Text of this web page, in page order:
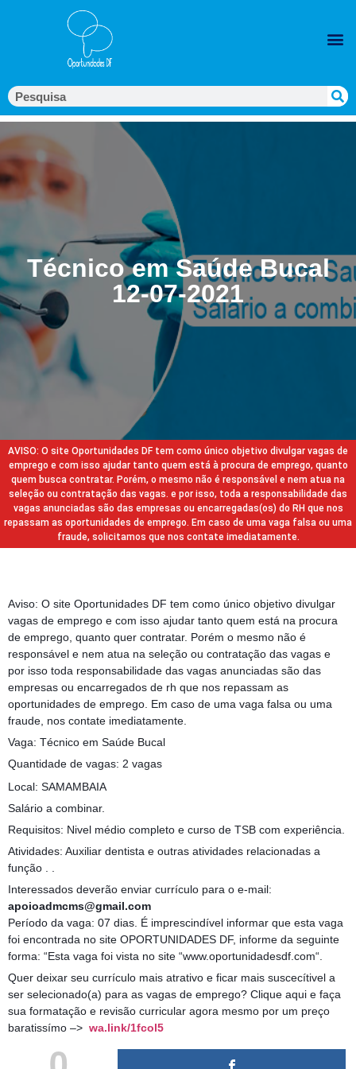
Técnico em Saúde Bucal
12-07-2021
AVISO: O site Oportunidades DF tem como único objetivo divulgar vagas de
emprego e com isso ajudar tanto quem está à procura de emprego, quanto
quem busca contratar. Porém, o mesmo não é responsável e nem atua na
seleção ou contratação das vagas. e por isso, toda a responsabilidade das
vagas anunciadas são das empresas ou encarregadas(os) do RH que nos
repassam as oportunidades de emprego. Em caso de uma vaga falsa ou uma
fraude, solicitamos que nos contate imediatamente.
Aviso: O site Oportunidades DF tem como único objetivo divulgar
vagas de emprego e com isso ajudar tanto quem está na procura
de emprego, quanto quer contratar. Porém o mesmo não é
responsável e nem atua na seleção ou contratação das vagas e
por isso toda responsabilidade das vagas anunciadas são das
empresas ou encarregados de rh que nos repassam as
oportunidades de emprego. Em caso de uma vaga falsa ou uma
fraude, nos contate imediatamente.
Vaga: Técnico em Saúde Bucal
Quantidade de vagas: 2 vagas
Local: SAMAMBAIA
Salário a combinar.
Requisitos: Nivel médio completo e curso de TSB com experiência.
Atividades: Auxiliar dentista e outras atividades relacionadas a
função . .
Interessados deverão enviar currículo para o e-mail:
apoioadmcms@gmail.com
Período da vaga: 07 dias. É imprescindível informar que esta vaga
foi encontrada no site OPORTUNIDADES DF, informe da seguinte
forma: “Esta vaga foi vista no site “www.oportunidadesdf.com“.
Quer deixar seu currículo mais atrativo e ficar mais suscecítivel a
ser selecionado(a) para as vagas de emprego? Clique aqui e faça
sua formatação e revisão curricular agora mesmo por um preço
baratissímo –> wa.link/1fcol5